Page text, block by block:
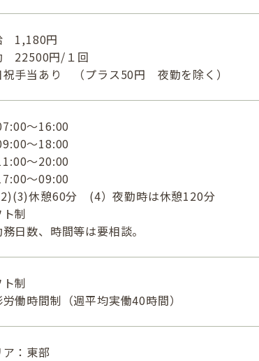
1,180円
22500円/１回
祝手当あり （プラス50円 夜勤を除く）
〜16:00
〜18:00
〜20:00
〜09:00
休憩60分 (4）夜勤時は休憩120分
制
日数、時間等は要相談。
制
働時間制（週平均実働40時間）
ア：東部